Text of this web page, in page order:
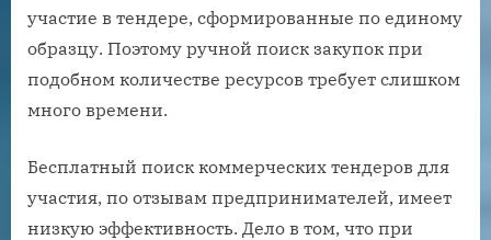
участие в тендере, сформированные по единому
образцу. Поэтому ручной поиск закупок при
подобном количестве ресурсов требует слишком
много времени.
Бесплатный поиск коммерческих тендеров для
участия, по отзывам предпринимателей, имеет
низкую эффективность. Дело в том, что при